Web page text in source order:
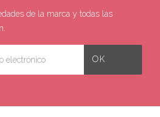
de la marca y todas las